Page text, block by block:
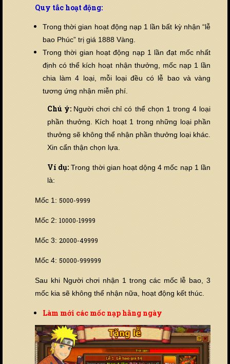
Quy tắc hoạt động:
Trong thời gian hoạt động nạp 1 lần bất kỳ nhận “lễ
bao Phúc” trị giá 1888 Vàng.
Trong thời gian hoạt động nạp 1 lần đạt mốc nhất
định có thể kích hoạt nhận thưởng, mốc nạp 1 lần
chia làm 4 loại, mỗi loại đều có lễ bao và vàng
tương ứng nhận miễn phí.
Chú ý: Người chơi chỉ có thể chọn 1 trong 4 loại
phần thưởng. Kích hoạt 1 trong những loại phần
thưởng sẽ không thể nhận phần thưởng loại khác.
Xin cẩn thận chọn lựa.
Ví dụ: Trong thời gian hoạt dộng 4 mốc nạp 1 lần
là:
Mốc 1: 5000-9999
Mốc 2: 10000-19999
Mốc 3: 20000-49999
Mốc 4: 50000-999999
Sau khi Người chơi nhận 1 trong các mốc lễ bao, 3
mốc kia sẽ không thể nhận nữa, hoạt động kết thúc.
Làm mới các mốc nạp hằng ngày